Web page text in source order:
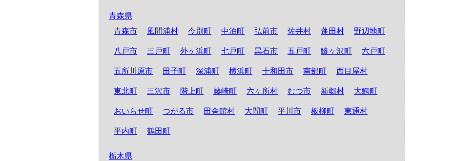
青森県
青森市
風間浦村 今別町 中泊町 弘前市 佐井村 蓬田村 野辺地町
八戸市 三戸町 外ヶ浜町 七戸町 黒石市 五戸町 鰺ヶ沢町 六戸町
五所川原市 田子町 深浦町 横浜町 十和田市 南部町 西目屋村
東北町 三沢市 階上町 藤崎町 六ヶ所村 むつ市 新郷村 大鰐町
おいらせ町 つがる市 田舎館村 大間町 平川市 板柳町 東通村
平内町 鶴田町
栃木県